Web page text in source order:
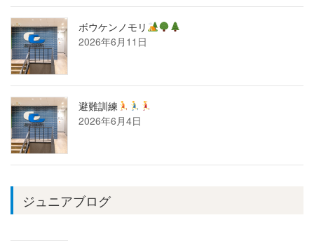
ボウケンノモリ
2026年6月11日
避難訓練
2026年6月4日
ジュニアブログ